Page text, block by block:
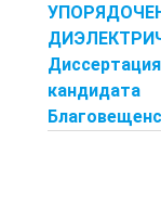
кандидата